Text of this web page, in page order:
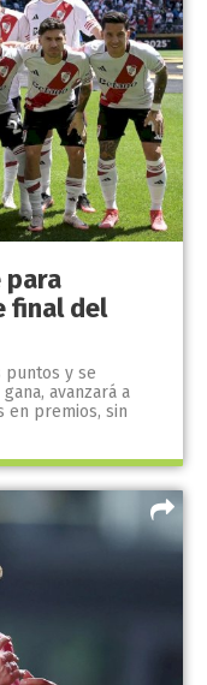
para
final del
puntos y se
avanzará a
en premios, sin